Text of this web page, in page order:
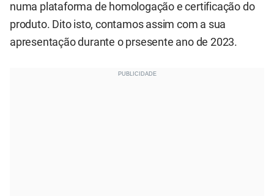
numa plataforma de homologação e certificação do
produto. Dito isto, contamos assim com a sua
apresentação durante o prsesente ano de 2023.